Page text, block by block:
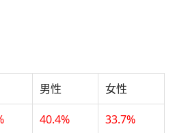
男性 女性
40.4% 33.7%